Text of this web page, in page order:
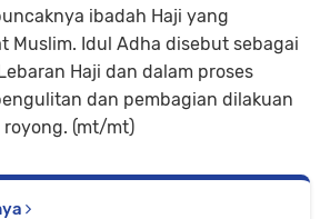
ibadah Haji yang
Muslim. Idul Adha disebut sebagai
Haji dan dalam proses
dan pembagian dilakuan
(mt/mt)